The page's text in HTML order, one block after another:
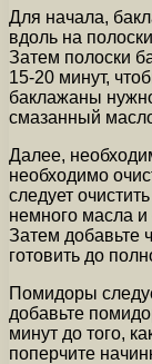
Для начала,
вдоль на
Затем полоски
15-20 минут,
баклажаны
смазанный
Далее,
необходимо
следует
немного масла и
Затем добавьте
готовить до
Помидоры
добавьте
минут до того,
поперчите